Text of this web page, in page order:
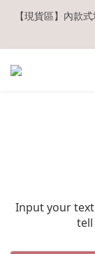
【現貨區】內款
【現貨區】內款
如欲享用會員優
郵
Input your